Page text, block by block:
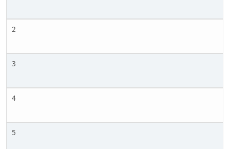
2
3
4
5